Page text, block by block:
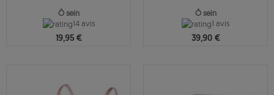
Ô sein
14 avis
19,95 €
Ô sein
1 avis
39,90 €